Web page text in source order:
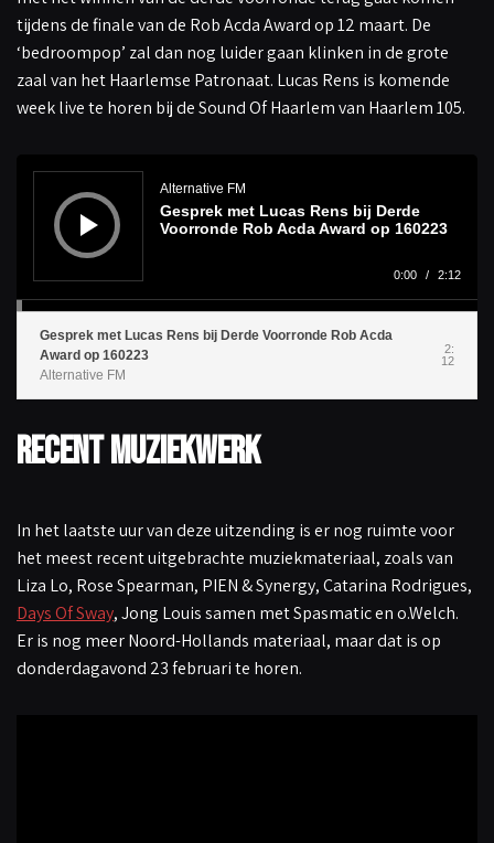
tijdens de finale van de Rob Acda Award op 12 maart. De
‘bedroompop’ zal dan nog luider gaan klinken in de grote
zaal van het Haarlemse Patronaat. Lucas Rens is komende
week live te horen bij de Sound Of Haarlem van Haarlem 105.
Alternative FM
Gesprek met Lucas Rens bij Derde
Voorronde Rob Acda Award op 160223
0:00 / 2:12
Gesprek met Lucas Rens bij Derde Voorronde Rob Acda
Award op 160223
Alternative FM
2:
12
Recent muziekwerk
In het laatste uur van deze uitzending is er nog ruimte voor
het meest recent uitgebrachte muziekmateriaal, zoals van
Liza Lo, Rose Spearman, PIEN & Synergy, Catarina Rodrigues,
Days Of Sway, Jong Louis samen met Spasmatic en o.Welch.
Er is nog meer Noord-Hollands materiaal, maar dat is op
donderdagavond 23 februari te horen.